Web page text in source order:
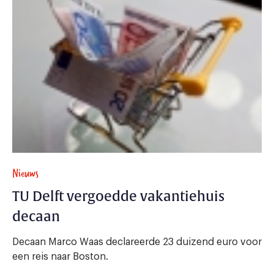
Nieuws
TU Delft vergoedde vakantiehuis
decaan
Decaan Marco Waas declareerde 23 duizend euro voor
een reis naar Boston.